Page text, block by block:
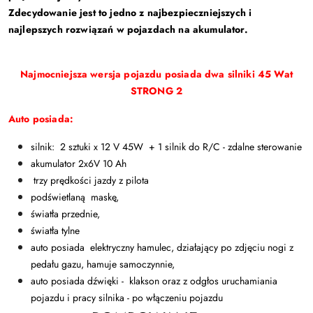
Zdecydowanie jest to jedno z najbezpieczniejszych i
najlepszych rozwiązań w pojazdach na akumulator.
Najmocniejsza wersja pojazdu posiada dwa silniki 45 Wat
STRONG 2
Auto posiada:
silnik: 2 sztuki x 12 V 45W + 1 silnik do R/C - zdalne sterowanie
akumulator 2x6V 10 Ah
trzy prędkości jazdy z pilota
podświetlaną maskę,
światła przednie,
światła tylne
auto posiada elektryczny hamulec, działający po zdjęciu nogi z
pedału gazu, hamuje samoczynnie,
auto posiada dźwięki - klakson oraz z odgłos uruchamiania
pojazdu i pracy silnika - po włączeniu pojazdu